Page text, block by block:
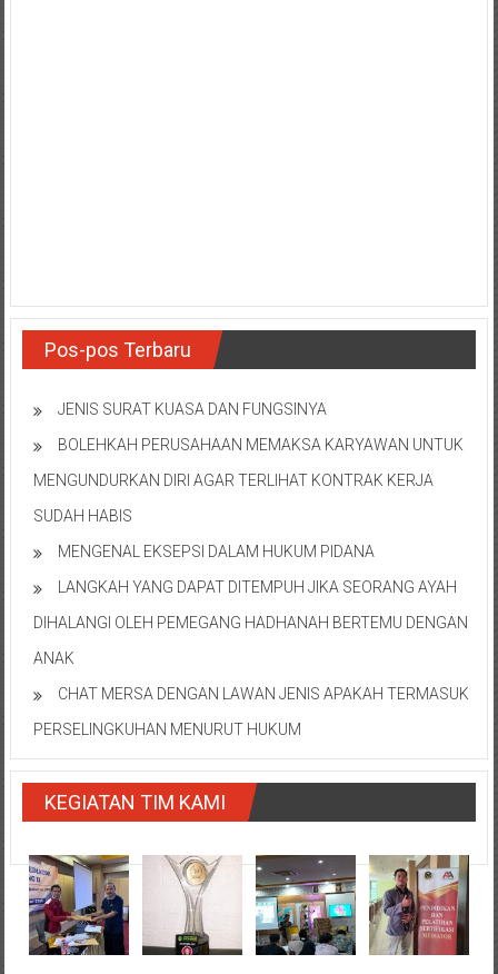
Pos-pos Terbaru
JENIS SURAT KUASA DAN FUNGSINYA
BOLEHKAH PERUSAHAAN MEMAKSA KARYAWAN UNTUK
MENGUNDURKAN DIRI AGAR TERLIHAT KONTRAK KERJA
SUDAH HABIS
MENGENAL EKSEPSI DALAM HUKUM PIDANA
LANGKAH YANG DAPAT DITEMPUH JIKA SEORANG AYAH
DIHALANGI OLEH PEMEGANG HADHANAH BERTEMU DENGAN
ANAK
CHAT MERSA DENGAN LAWAN JENIS APAKAH TERMASUK
PERSELINGKUHAN MENURUT HUKUM
KEGIATAN TIM KAMI